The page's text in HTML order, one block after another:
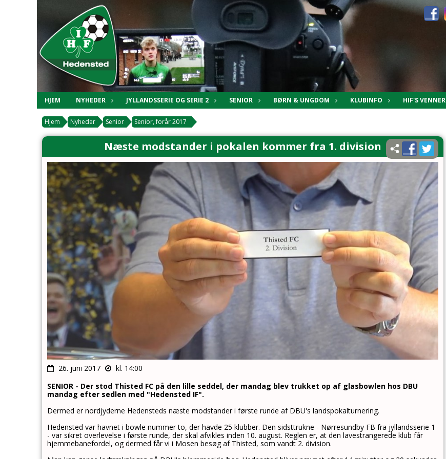
HJEM NYHEDER JYLLANDSSERIE OG SERIE 2 SENIOR BØRN & UNGDOM KLUBINFO HIF'S VENNER
Hjem Nyheder Senior Senior, forår 2017
Næste modstander i pokalen kommer fra 1. division
26. juni 2017
kl. 14:00
SENIOR - Der stod Thisted FC på den lille seddel, der mandag blev trukket op af glasbowlen hos DBU
mandag efter sedlen med "Hedensted IF".
Dermed er nordjyderne Hedensteds næste modstander i første runde af DBU's landspokalturnering.
Hedensted var havnet i bowle nummer to, der havde 25 klubber. Den sidsttrukne - Nørresundby FB fra jyllandsserie 1
- var sikret overlevelse i første runde, der skal afvikles inden 10. august. Reglen er, at den lavestrangerede klub får
hjemmebanefordel, og dermed får vi i Mosen besøg af Thisted, som vandt 2. division.